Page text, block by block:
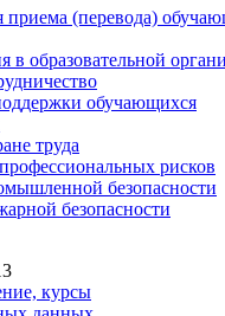
приема (перевода)
в образовательной
обучающихся
труда
рисков
безопасности
безопасности
курсы